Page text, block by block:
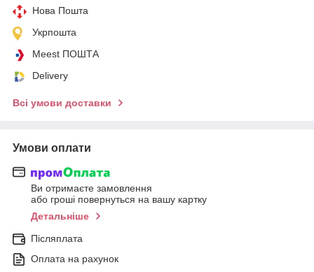
Нова Пошта
Укрпошта
Meest ПОШТА
Delivery
Всі умови доставки
Умови оплати
Ви отримаєте замовлення
або гроші повернуться на вашу картку
Детальніше
Післяплата
Оплата на рахунок